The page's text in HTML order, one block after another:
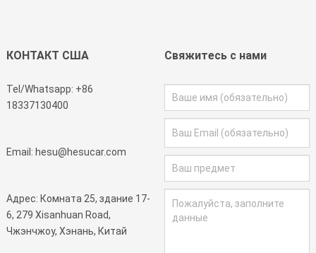
КОНТАКТ США
Tel/Whatsapp: +86
18337130400
Email: hesu@hesucar.com
Адрес: Комната 25, здание 17-
6, 279 Xisanhuan Road,
Чжэнчжоу, Хэнань, Китай
Свяжитесь с нами